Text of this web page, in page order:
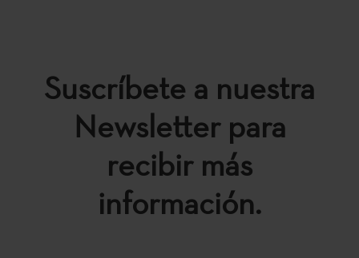
Suscríbete a nuestra
Newsletter para
recibir más
información.